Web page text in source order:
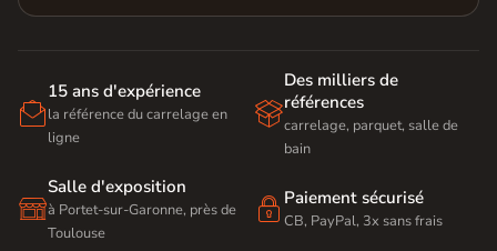

15 ans d'expérience
la référence du carrelage en
ligne

Des milliers de
références
carrelage, parquet, salle de
bain

Salle d'exposition
à Portet-sur-Garonne, près de
Toulouse
 Paiement sécurisé
CB, PayPal, 3x sans frais